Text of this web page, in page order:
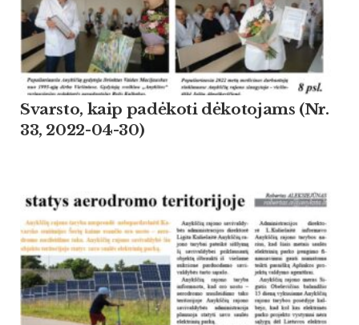
Svarsto, kaip padėkoti dėkotojams (Nr.
33, 2022-04-30)